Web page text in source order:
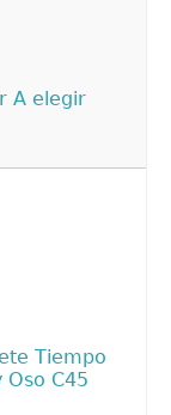
A elegir
Tiempo
C45